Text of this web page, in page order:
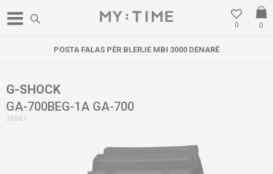
0
0
POSTA FALAS PËR BLERJE MBI 3000 DENARË
G-SHOCK
GA-700BEG-1A GA-700
38861